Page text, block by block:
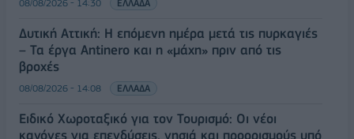
08/08/2026 - 14:30 ΕΛΛΑΔΑ
Δυτική Αττική: Η επόμενη ημέρα μετά τις πυρκαγιές
– Τα έργα Antinero και η «μάχη» πριν από τις
βροχές
08/08/2026 - 14:08 ΕΛΛΑΔΑ
Ειδικό Χωροταξικό για τον Τουρισμό: Οι νέοι
κανόνες για επενδύσεις, νησιά και προορισμούς υπό